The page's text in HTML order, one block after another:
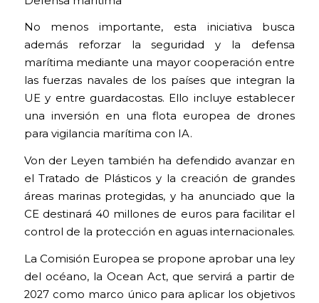
No menos importante, esta iniciativa busca
además reforzar la seguridad y la defensa
marítima mediante una mayor cooperación entre
las fuerzas navales de los países que integran la
UE y entre guardacostas. Ello incluye establecer
una inversión en una flota europea de drones
para vigilancia marítima con IA.
Von der Leyen también ha defendido avanzar en
el Tratado de Plásticos y la creación de grandes
áreas marinas protegidas, y ha anunciado que la
CE destinará 40 millones de euros para facilitar el
control de la protección en aguas internacionales.
La Comisión Europea se propone aprobar una ley
del océano, la Ocean Act, que servirá a partir de
2027 como marco único para aplicar los objetivos